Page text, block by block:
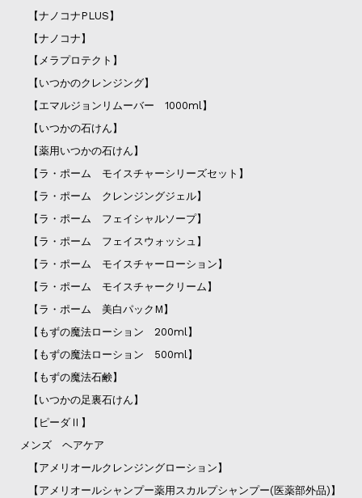
【ナノコナPLUS】
【ナノコナ】
【メラプロテクト】
【いつかのクレンジング】
【エマルジョンリムーバー 1000ml】
【いつかの石けん】
【薬用いつかの石けん】
【ラ・ポーム モイスチャーシリーズセット】
【ラ・ポーム クレンジングジェル】
【ラ・ポーム フェイシャルソープ】
【ラ・ポーム フェイスウォッシュ】
【ラ・ポーム モイスチャーローション】
【ラ・ポーム モイスチャークリーム】
【ラ・ポーム 美白パックM】
【もずの魔法ローション 200ml】
【もずの魔法ローション 500ml】
【もずの魔法石鹸】
【いつかの足裏石けん】
【ピーダⅡ】
メンズ ヘアケア
【アメリオールクレンジングローション】
【アメリオールシャンプー薬用スカルプシャンプー(医薬部外品)】